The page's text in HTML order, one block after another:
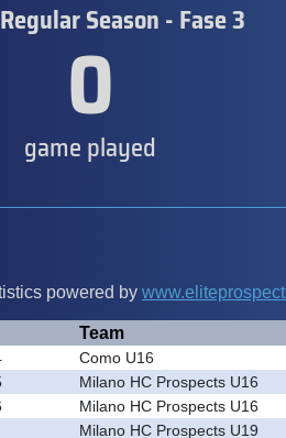
Regular Season - Fase 3
0
game played